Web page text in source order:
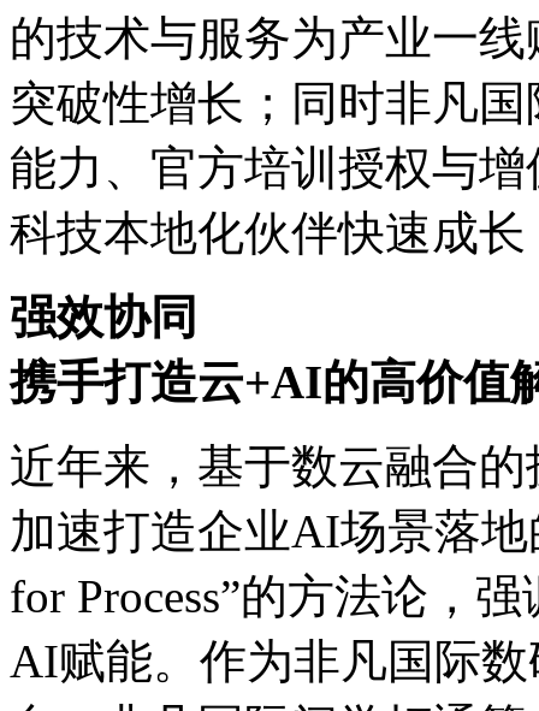
的技术与服务为产业一线赋
突破性增长；同时非凡
能力、官方培训授权与
科技本地化伙伴快速成长
强效协同
携手打造云+AI的高价值
近年来，基于数云融合
加速打造企业AI场景落地
for Process”的方法论
AI赋能。作为非凡国际